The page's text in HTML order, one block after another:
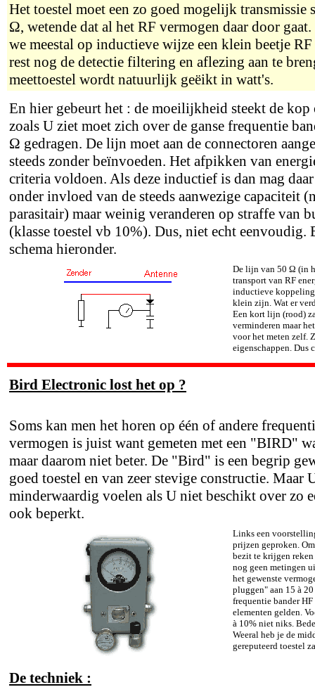
Het toestel moet een zo goed mogelijk transmissie
Ω, wetende dat al het RF vermogen daar door
we meestal op inductieve wijze een klein beetje
rest nog de detectie filtering en aflezing aan te
meettoestel wordt natuurlijk geëikt in watt's.
En hier gebeurt het : de moeilijkheid steekt de
zoals U ziet moet zich over de ganse frequentie
Ω gedragen. De lijn moet aan de connectoren
steeds zonder beïnvoeden. Het afpikken van
criteria voldoen. Als deze inductief is dan mag
onder invloed van de steeds aanwezige capaciteit
parasitair) maar weinig veranderen op straffe van
(klasse toestel vb 10%). Dus, niet echt eenvoudig.
schema hieronder.
De lijn van 50 Ω (in
transport van RF
inductieve
klein zijn. Wat er
Een kort lijn (rood)
verminderen maar
voor het meten zelf.
eigenschappen. Dus
Bird Electronic lost het op ?
Soms kan men het horen op één of andere
vermogen is juist want gemeten met een "BIRD"
maar daarom niet beter. De "Bird" is een begrip
goed toestel en van zeer stevige constructie. Maar
minderwaardig voelen als U niet beschikt over zo
ook beperkt.
Links een
prijzen geproken.
bezit te krijgen reken
nog geen metingen
het gewenste
pluggen" aan 15 à
frequentie bander HF
elementen gelden.
à 10% niet niks.
Weeral heb je de
gereputeerd toestel
De techniek :